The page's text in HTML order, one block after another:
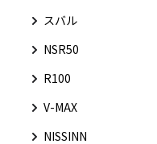
スバル
NSR50
R100
V-MAX
NISSINN